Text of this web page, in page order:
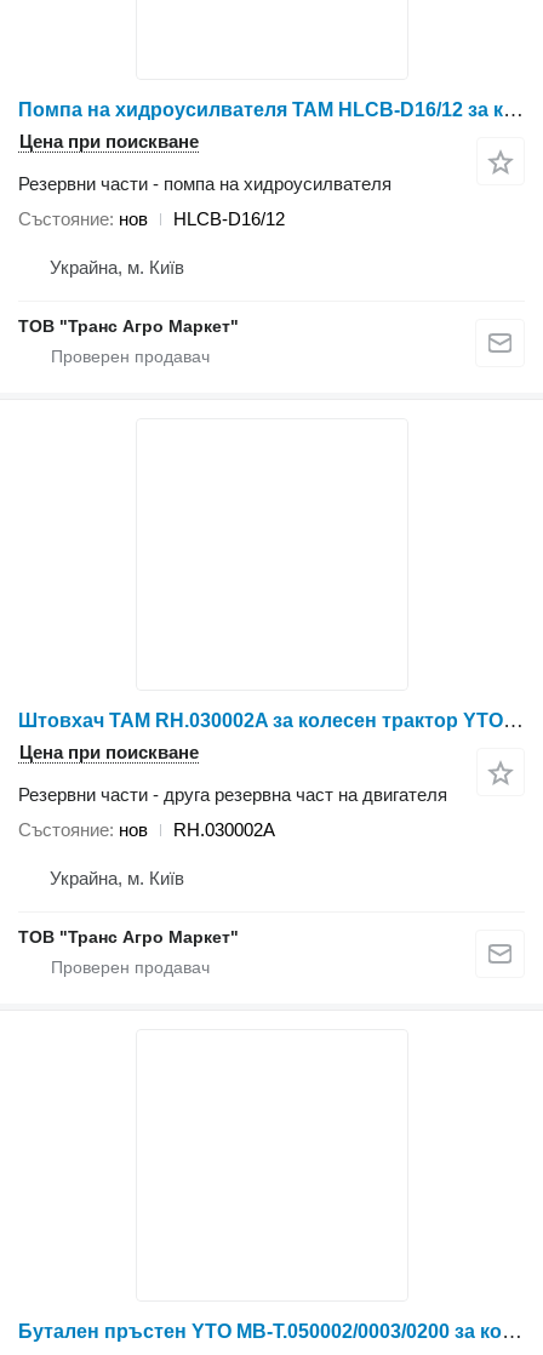
Помпа на хидроусилвателя TAM HLCB-D16/12 за колесен трактор YTO X804/X904/LX954/NLX1024/NLX1054
Цена при поискване
Резервни части - помпа на хидроусилвателя
Състояние нов HLCB-D16/12
Украйна, м. Київ
ТОВ "Транс Агро Маркет"
Штовхач TAM RH.030002A за колесен трактор YTO X804/X904/LX954/NLX1024/NLX1054/X1204/NLX1304/NLX1404
Цена при поискване
Резервни части - друга резервна част на двигателя
Състояние нов RH.030002A
Украйна, м. Київ
ТОВ "Транс Агро Маркет"
Бутален пръстен YTO MB-T.050002/0003/0200 за колесен трактор YTO X804/X904/LX954/NLX1024/NLX1054/X1204/NLX1304/NLX1404